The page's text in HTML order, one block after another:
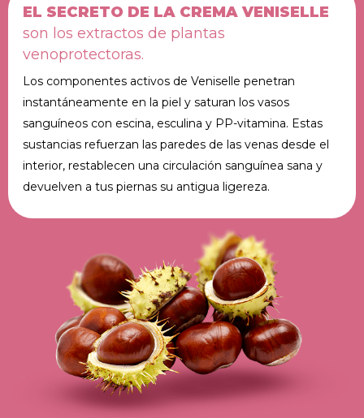
EL SECRETO DE LA CREMA VENISELLE
son los extractos de plantas
venoprotectoras.
Los componentes activos de Veniselle penetran
instantáneamente en la piel y saturan los vasos
sanguíneos con escina, esculina y PP-vitamina. Estas
sustancias refuerzan las paredes de las venas desde el
interior, restablecen una circulación sanguínea sana y
devuelven a tus piernas su antigua ligereza.